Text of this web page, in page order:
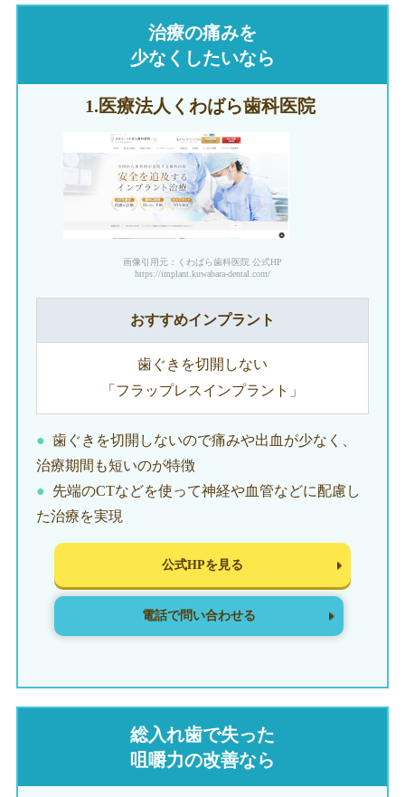
治療の痛みを
少なくしたいなら
1.医療法人 くわばら歯科医院
画像引用元：くわばら歯科医院 公式HP
https://implant.kuwabara-dental.com/
おすすめインプラント
歯ぐきを切開しない
「フラップレスインプラント」
歯ぐきを切開しないので痛みや出血が少なく、
治療期間も短いのが特徴
先端のCTなどを使って神経や血管などに配慮し
た治療を実現
公式HPを見る
電話で問い合わせる
総入れ歯で失った
咀嚼力の改善なら